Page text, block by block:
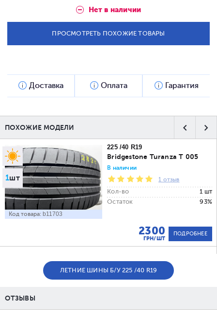
Нет в наличии
ПРОСМОТРЕТЬ ПОХОЖИЕ ТОВАРЫ
Доставка Оплата Гарантия
ПОХОЖИЕ МОДЕЛИ
1шт
Код товара: b11703
225 /40 R19
Bridgestone Turanza T 005
В наличии
1 отзыв
Кол-во
1 шт
Остаток
93%
2300
ГРН/ШТ
ПОДРОБНЕЕ
ЛЕТНИЕ ШИНЫ Б/У 225 /40 R19
ОТЗЫВЫ